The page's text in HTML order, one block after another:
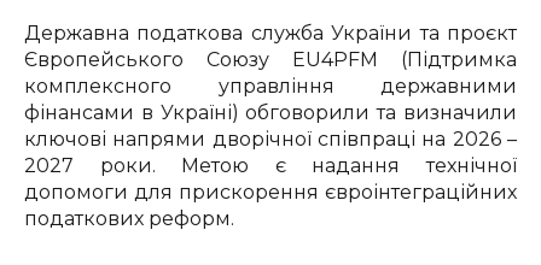
Державна податкова служба України та проєкт
Європейського Союзу EU4PFM (Підтримка
комплексного управління державними
фінансами в Україні) обговорили та визначили
ключові напрями дворічної співпраці на 2026 –
2027 роки. Метою є надання технічної
допомоги для прискорення євроінтеграційних
податкових реформ.